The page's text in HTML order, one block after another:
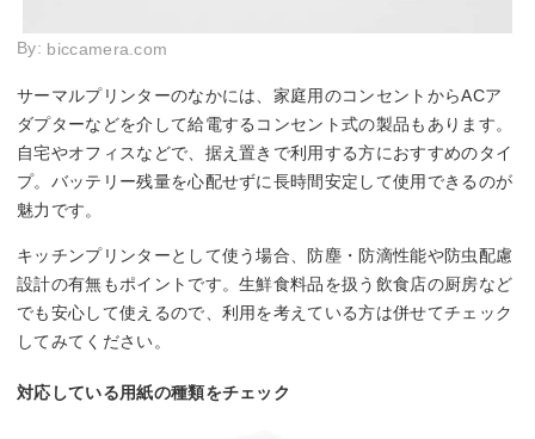
By: biccamera.com
サーマルプリンターのなかには、家庭用のコンセントからACア
ダプターなどを介して給電するコンセント式の製品もあります。
自宅やオフィスなどで、据え置きで利用する方におすすめのタイ
プ。バッテリー残量を心配せずに長時間安定して使用できるのが
魅力です。
キッチンプリンターとして使う場合、防塵・防滴性能や防虫配慮
設計の有無もポイントです。生鮮食料品を扱う飲食店の厨房など
でも安心して使えるので、利用を考えている方は併せてチェック
してみてください。
対応している用紙の種類をチェック